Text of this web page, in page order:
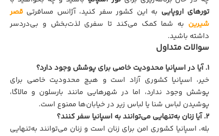
تورهای اروپایی به این کشور سفر کنید، آژانس مسافرتی قصر
شیرین به شما کمک می‌کند تا سفری لذت‌بخش و بی‌دردسر
داشته باشید.
سوالات متداول
۱. آیا در اسپانیا محدودیت خاصی برای پوشش وجود دارد؟
خیر، اسپانیا کشوری آزاد است و هیچ محدودیت خاصی برای
پوشش وجود ندارد، اما در شهرهایی مانند بارسلون و مالاگا،
پوشیدن لباس شنا یا لباس زیر در خیابان‌ها ممنوع است.
۲. آیا زنان به‌تنهایی می‌توانند به اسپانیا سفر کنند؟
بله، اسپانیا کشوری امن برای زنان است و زنان می‌توانند به‌تنهایی